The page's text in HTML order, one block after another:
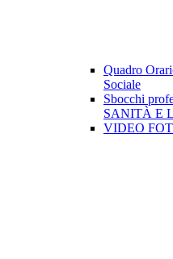
Quadro
Sociale
Sbocchi
SANITÀ E
VIDEO